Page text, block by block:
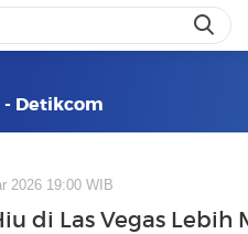
Detikcom
2026 19:00 WIB
di Las Vegas Lebih